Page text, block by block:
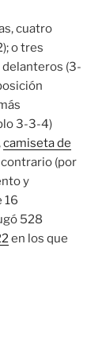
cuatro
o tres
(3-
3-3-4)
camiseta de
(por
y
16
528
en los que